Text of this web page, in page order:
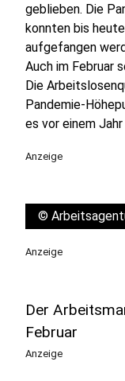
geblieben. Die
konnten bis
aufgefangen
Auch im Februar
Die
Pandemie-
es vor einem
Anzeige
©
Anzeige
Der
Februar
Anzeige